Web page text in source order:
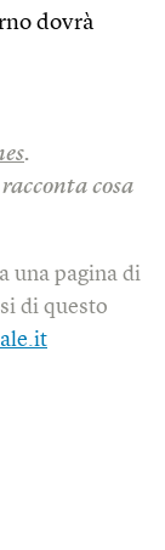
dovrà
.
cosa
una pagina di
di questo